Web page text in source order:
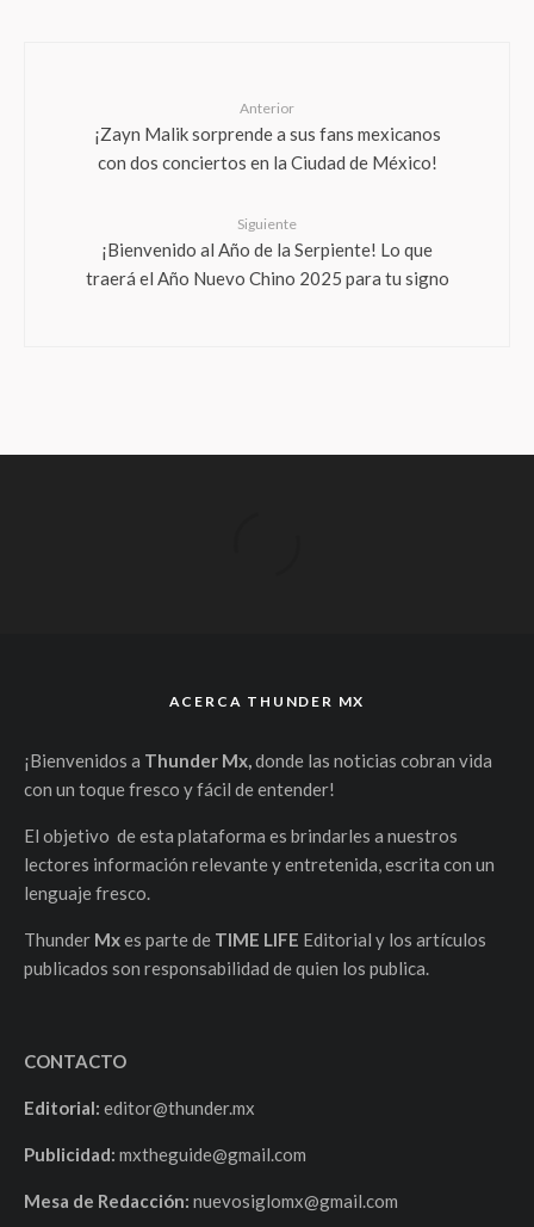
Anterior
¡Zayn Malik sorprende a sus fans mexicanos
con dos conciertos en la Ciudad de México!
Siguiente
¡Bienvenido al Año de la Serpiente! Lo que
traerá el Año Nuevo Chino 2025 para tu signo
ACERCA THUNDER MX
¡Bienvenidos a Thunder Mx, donde las noticias cobran vida
con un toque fresco y fácil de entender!
El objetivo de esta plataforma es brindarles a nuestros
lectores información relevante y entretenida, escrita con un
lenguaje fresco.
Thunder Mxes parte de TIME LIFE Editorial y los artículos
publicados son responsabilidad de quien los publica.
CONTACTO
Editorial: editor@thunder.mx
Publicidad: mxtheguide@gmail.com
Mesa de Redacción: nuevosiglomx@gmail.com